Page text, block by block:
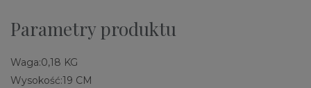
Parametry produktu
Waga:0,18 KG
Wysokość:19 CM